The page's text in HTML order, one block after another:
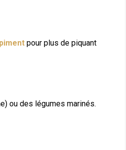
piment pour plus de piquant
ou des légumes marinés.